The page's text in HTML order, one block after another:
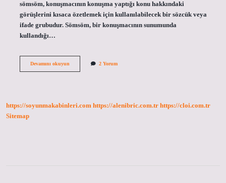
sömsöm, konuşmacının konuşma yaptığı konu hakkındaki
görüşlerini kısaca özetlemek için kullanılabilecek bir sözcük veya
ifade grubudur. Sömsöm, bir konuşmacının sunumunda
kullandığı…
Devamını okuyunSömsöm
2 Yorum
https://soyunmakabinleri.com https://alenibric.com.tr https://cloi.com.tr
Sitemap